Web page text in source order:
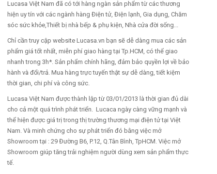
Lucasa Việt Nam đã có tới hàng ngàn sản phẩm từ các thương
hiện uy tín với các ngành hàng Điện tử, Điện lạnh, Gia dụng, Chăm
sóc sức khỏe,Thiết bị nhà bếp & phụ kiện, Nhà cửa đời sống...
Chỉ cần truy cập website Lucasa.vn bạn sẽ dễ dàng mua các sản
phẩm giá tốt nhất, miễn phí giao hàng tại Tp.HCM, có thể giao
nhanh trong 3h*. Sản phẩm chính hãng, đảm bảo quyền lợi về bảo
hành và đổi/trả. Mua hàng trực tuyến thật sự dễ dàng, tiết kiệm
thời gian, chi phí và công sức.
Lucasa Việt Nam được thành lập từ 03/01/2013 là thời gian đủ dài
cho cả một quá trình phát triển. Lucaca ngày càng vững mạnh và
thể hiện được giá trị trong thị trường thương mại điện tử tại Việt
Nam. Và minh chứng cho sự phát triển đó bằng việc mở
Showroom tại : 29 Đường B6, P.12, Q.Tân Bình, TpHCM. Việc mở
Showroom giúp tăng trải nghiệm người dùng xem sản phẩm thực
tế.